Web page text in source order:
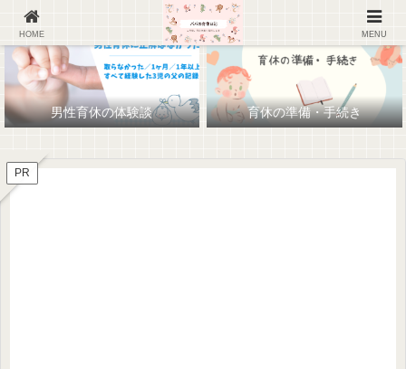
男性育休の体験談 育休の準備・手続き
PR
HOME MENU